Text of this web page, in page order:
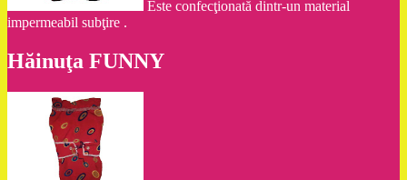
Este confecţionată dintr-un material
impermeabil subţire .
Hăinuţa FUNNY